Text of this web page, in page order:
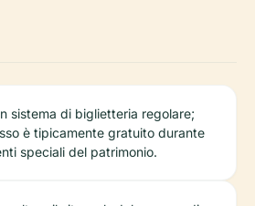
sistema di biglietteria regolare;
è tipicamente gratuito durante
speciali del patrimonio.